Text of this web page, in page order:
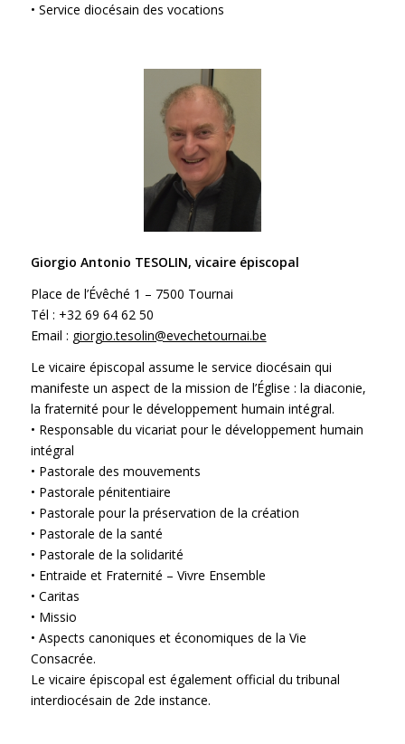
• Service diocésain des vocations
Giorgio Antonio TESOLIN, vicaire épiscopal
Place de l’Évêché 1 – 7500 Tournai
Tél : +32 69 64 62 50
Email : giorgio.tesolin@evechetournai.be
Le vicaire épiscopal assume le service diocésain qui
manifeste un aspect de la mission de l’Église : la diaconie,
la fraternité pour le développement humain intégral.
• Responsable du vicariat pour le développement humain
intégral
• Pastorale des mouvements
• Pastorale pénitentiaire
• Pastorale pour la préservation de la création
• Pastorale de la santé
• Pastorale de la solidarité
• Entraide et Fraternité – Vivre Ensemble
• Caritas
• Missio
• Aspects canoniques et économiques de la Vie
Consacrée.
Le vicaire épiscopal est également official du tribunal
interdiocésain de 2de instance.